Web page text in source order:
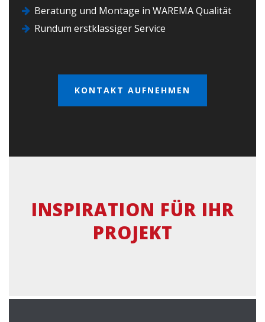
Beratung und Montage in WAREMA Qualität
Rundum erstklassiger Service
KONTAKT AUFNEHMEN
INSPIRATION FÜR IHR
PROJEKT